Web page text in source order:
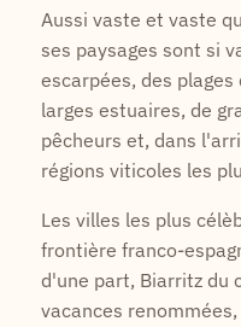
Aussi vaste et vaste
ses paysages sont si
escarpées, des
larges estuaires, de
pêcheurs et, dans
régions viticoles les
Les villes les plus
frontière franco-
d'une part, Biarritz du
vacances